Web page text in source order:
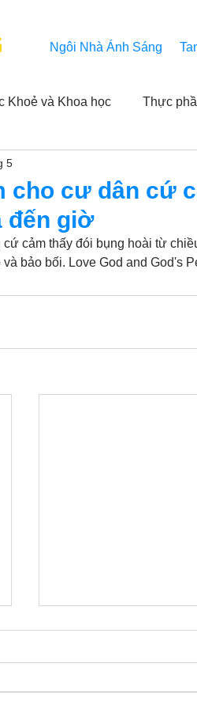
Ngôi Nhà Ánh Sáng
Khoẻ và Khoa học Thực
nghiệm của người xem
Thành tựu
cho cư dân cứ
đến giờ
5
cảm thấy đói bụng hoài từ
bảo bối. Love God and God's